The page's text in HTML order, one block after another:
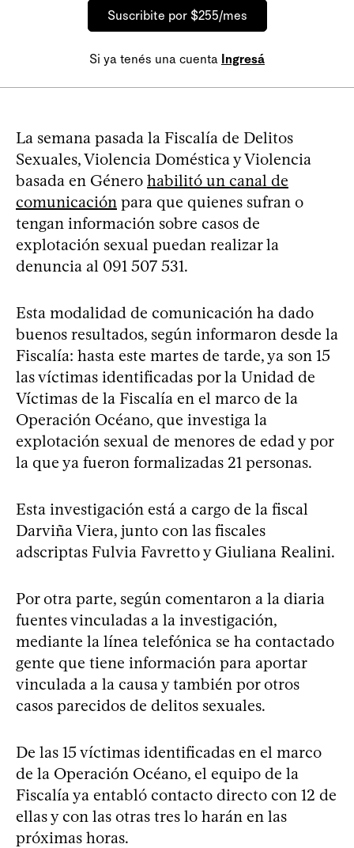
Suscribite por $255/mes
Si ya tenés una cuenta Ingresá
La semana pasada la Fiscalía de Delitos
Sexuales, Violencia Doméstica y Violencia
basada en Género habilitó un canal de
comunicación para que quienes sufran o
tengan información sobre casos de
explotación sexual puedan realizar la
denuncia al 091 507 531.
Esta modalidad de comunicación ha dado
buenos resultados, según informaron desde la
Fiscalía: hasta este martes de tarde, ya son 15
las víctimas identificadas por la Unidad de
Víctimas de la Fiscalía en el marco de la
Operación Océano, que investiga la
explotación sexual de menores de edad y por
la que ya fueron formalizadas 21 personas.
Esta investigación está a cargo de la fiscal
Darviña Viera, junto con las fiscales
adscriptas Fulvia Favretto y Giuliana Realini.
Por otra parte, según comentaron a la diaria
fuentes vinculadas a la investigación,
mediante la línea telefónica se ha contactado
gente que tiene información para aportar
vinculada a la causa y también por otros
casos parecidos de delitos sexuales.
De las 15 víctimas identificadas en el marco
de la Operación Océano, el equipo de la
Fiscalía ya entabló contacto directo con 12 de
ellas y con las otras tres lo harán en las
próximas horas.